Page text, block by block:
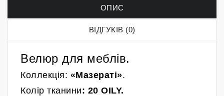
ОПИС
ВІДГУКІВ (0)
Велюр для меблів.
Коллекція: «Мазераті».
Колір тканини: 20 OILY.